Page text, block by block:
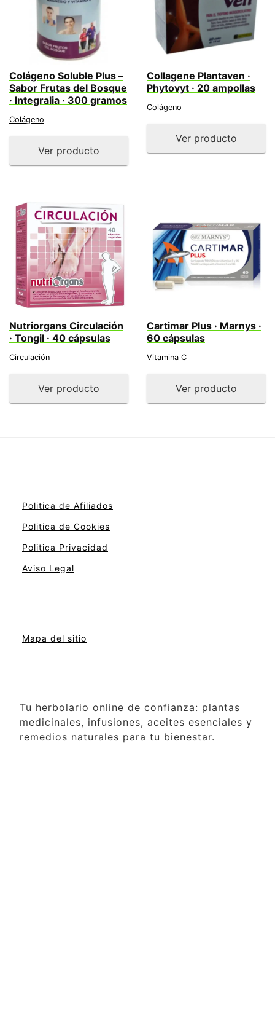
Colágeno Soluble Plus –
Sabor Frutas del Bosque
· Integralia · 300 gramos
Colágeno
Ver producto
Collagene Plantaven ·
Phytovyt · 20 ampollas
Colágeno
Ver producto
Nutriorgans Circulación
· Tongil · 40 cápsulas
Circulación
Ver producto
Cartimar Plus · Marnys ·
60 cápsulas
Vitamina C
Ver producto
Politica de Afiliados
Politica de Cookies
Politica Privacidad
Aviso Legal
Mapa del sitio
Tu herbolario online de confianza: plantas
medicinales, infusiones, aceites esenciales y
remedios naturales para tu bienestar.